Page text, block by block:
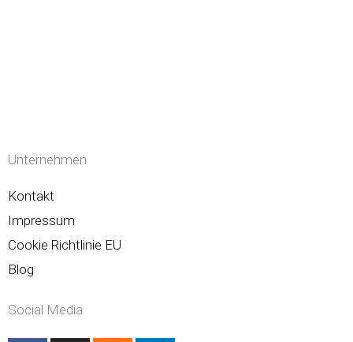
Unternehmen
Kontakt
Impressum
Cookie Richtlinie EU
Blog
Social Media